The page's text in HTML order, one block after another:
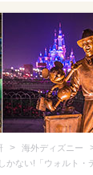
> 海外ディズニー
かない!「ウォルト